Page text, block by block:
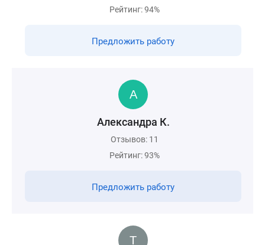
Рейтинг: 94%
Предложить работу
Александра К.
Отзывов: 11
Рейтинг: 93%
Предложить работу